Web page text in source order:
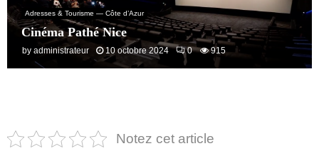
Adresses & Tourisme — Côte d’Azur
Cinéma Pathé Nice
by administrateur 10 octobre 2024 0 915
Notez cet article